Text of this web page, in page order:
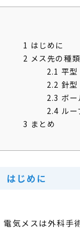
1 はじめに
2 メス先の種類
2.1 平型
2.2 針型
2.3 ボー
2.4 ルー
3 まとめ
はじめに
電気メスは外科手